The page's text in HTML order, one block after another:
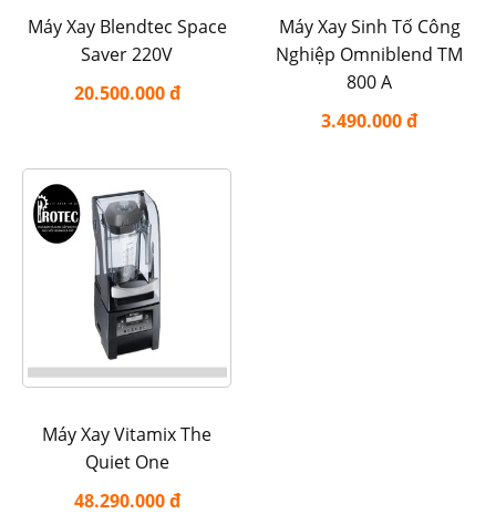
Máy Xay Blendtec Space
Saver 220V
20.500.000 đ
Máy Xay Sinh Tố Công
Nghiệp Omniblend TM
800 A
3.490.000 đ
Máy Xay Vitamix The
Quiet One
48.290.000 đ